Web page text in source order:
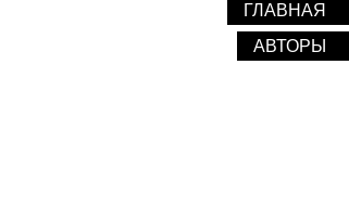
ГЛАВНАЯ
АВТОРЫ